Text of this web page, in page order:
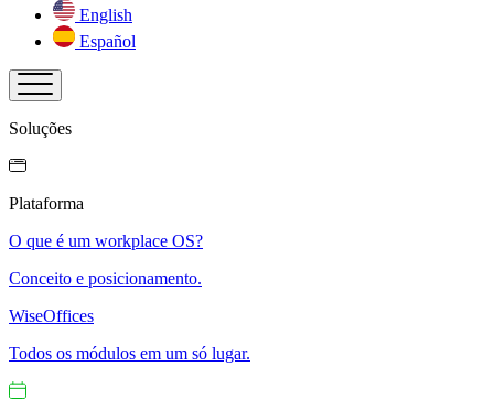
English
Español
Soluções
Plataforma
O que é um workplace OS?
Conceito e posicionamento.
WiseOffices
Todos os módulos em um só lugar.